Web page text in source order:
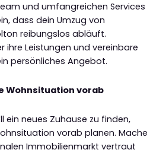
und umfangreichen Services
dass dein Umzug von
reibungslos abläuft.
ihre Leistungen und vereinbare
persönliches Angebot.
Wohnsituation vorab
ein neues Zuhause zu finden,
vorab planen. Mache
Immobilienmarkt vertraut